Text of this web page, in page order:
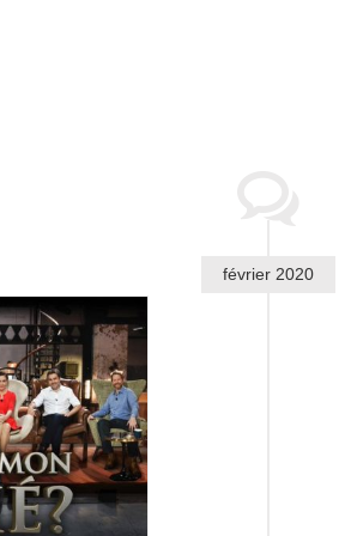
février 2020